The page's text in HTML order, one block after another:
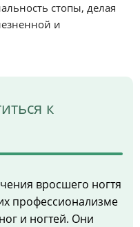
стопы, делая
и
к
вросшего ногтя
профессионализме
и ногтей. Они